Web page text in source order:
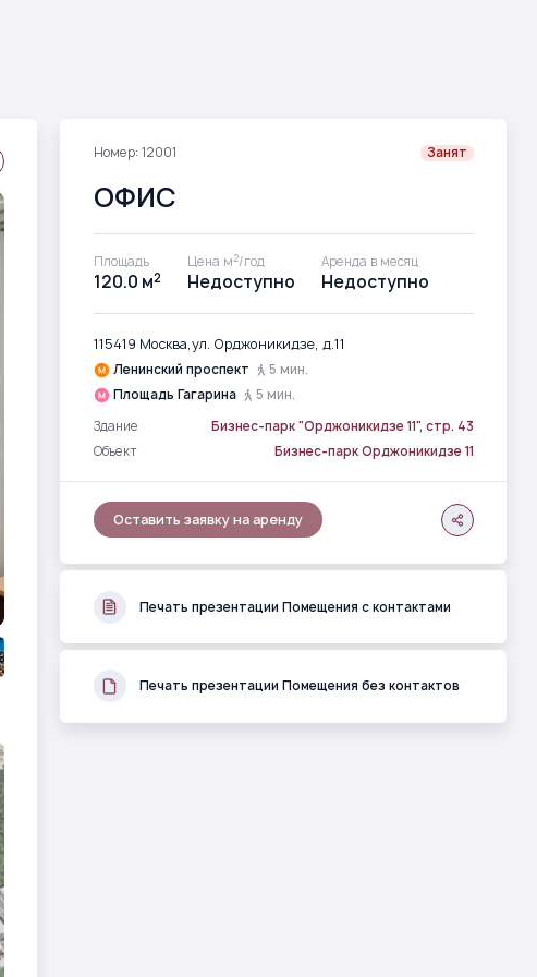
Номер: 12001 Занят
ОФИС
Площадь
120.0 м2
Цена м2/год
Недоступно
Аренда в месяц
Недоступно
115419 Москва,ул. Орджоникидзе, д.11
Ленинский проспект
5 мин.
Площадь Гагарина
5 мин.
Здание
Бизнес-парк "Орджоникидзе 11", стр. 43
Объект
Бизнес-парк Орджоникидзе 11
Оставить заявку на аренду
Печать презентации Помещения с контактами
Печать презентации Помещения без контактов